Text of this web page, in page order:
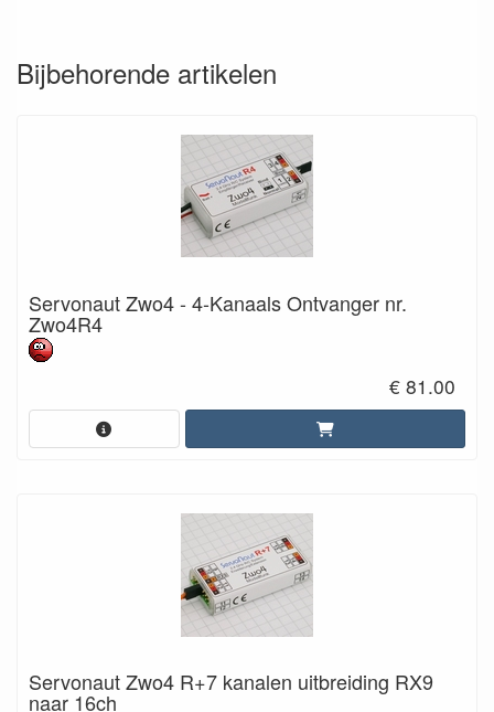
Bijbehorende artikelen
Servonaut Zwo4 - 4-Kanaals Ontvanger nr.
Zwo4R4
€ 81.00
Servonaut Zwo4 R+7 kanalen uitbreiding RX9
naar 16ch